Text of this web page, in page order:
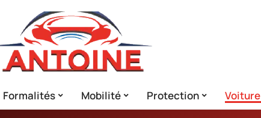
Formalités Mobilité Protection Voiture